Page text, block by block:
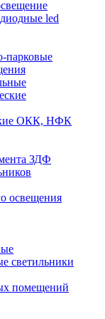
led
парковые
ОКК, НФК
ЗДФ
освещения
светильники
помещений